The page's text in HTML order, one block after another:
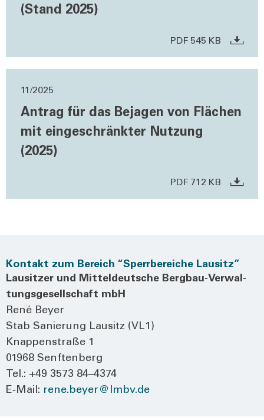
(Stand 2025)
PDF 545 KB
11/2025
Antrag für das Beja­gen von Flä­chen
mit ein­ge­schränk­ter Nut­zung
(2025)
PDF 712 KB
Kontakt zum Bereich “Sperrbereiche Lausitz”
Lau­sit­zer und Mit­tel­deut­sche Berg­bau-Ver­wal­
tungs­ge­sell­schaft mbH
René Bey­er
Stab Sanie­rung Lau­sitz (VL1)
Knap­pen­stra­ße 1
01968 Senf­ten­berg
Tel.: +49 3573 84–4374
E‑Mail: rene.beyer@lmbv.de